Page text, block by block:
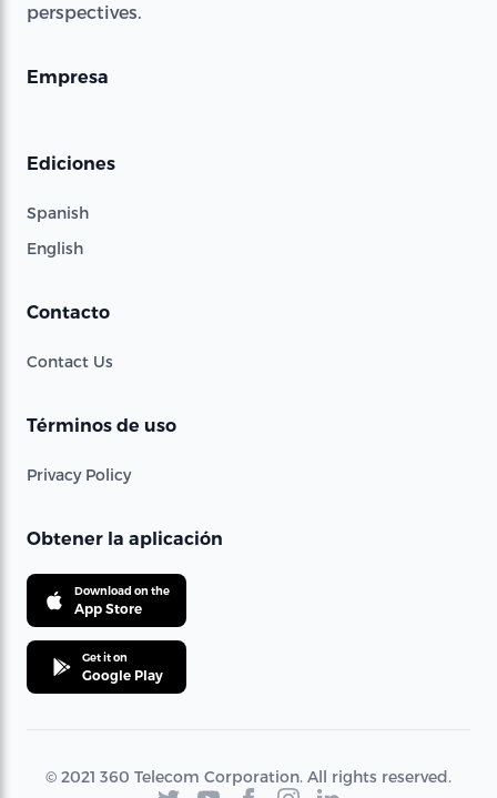
perspectives.
Empresa
Ediciones
Spanish
English
Contacto
Contact Us
Términos de uso
Privacy Policy
Obtener la aplicación
Download on the
App Store
Get it on
Google Play
© 2021 360 Telecom Corporation. All rights reserved.